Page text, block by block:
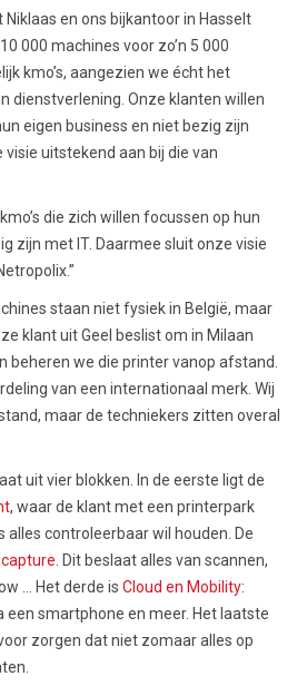
en ons bijkantoor in Hasselt
000 machines voor zo’n 5 000
kmo’s, aangezien we écht het
dienstverlening. Onze klanten willen
eigen business en niet bezig zijn
uitstekend aan bij die van
die zich willen focussen op hun
zijn met IT. Daarmee sluit onze visie
staan niet fysiek in België, maar
klant uit Geel beslist om in Milaan
beheren we die printer vanop afstand.
van een internationaal merk. Wij
maar de techniekers zitten overal
uit vier blokken. In de eerste ligt de
, waar de klant met een printerpark
controleerbaar wil houden. De
. Dit beslaat alles van scannen,
… Het derde is Cloud en Mobility:
smartphone en meer. Het laatste
zorgen dat niet zomaar alles op